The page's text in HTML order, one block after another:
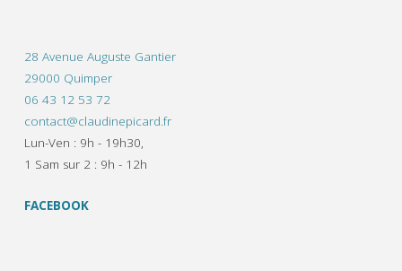
28 Avenue Auguste Gantier
29000 Quimper
06 43 12 53 72
contact@claudinepicard.fr
Lun-Ven : 9h - 19h30,
1 Sam sur 2 : 9h - 12h
FACEBOOK